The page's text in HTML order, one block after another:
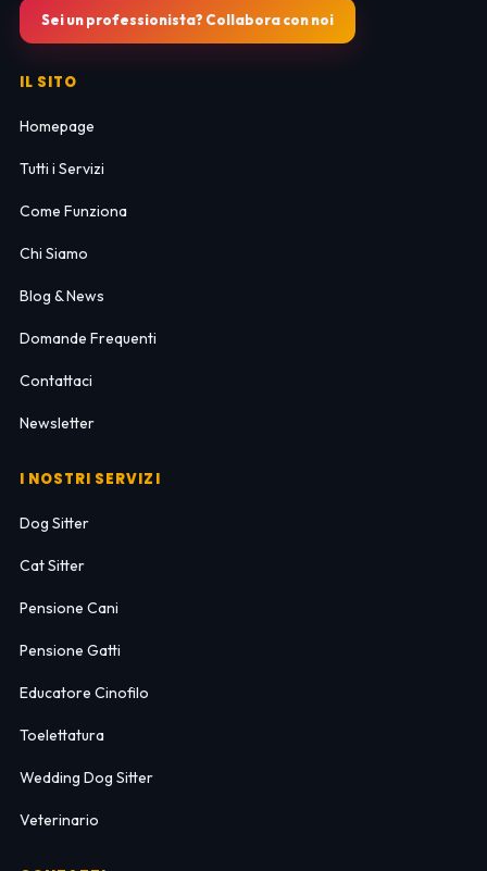
Sei un professionista? Collabora con noi
IL SITO
Homepage
Tutti i Servizi
Come Funziona
Chi Siamo
Blog & News
Domande Frequenti
Contattaci
Newsletter
I NOSTRI SERVIZI
Dog Sitter
Cat Sitter
Pensione Cani
Pensione Gatti
Educatore Cinofilo
Toelettatura
Wedding Dog Sitter
Veterinario